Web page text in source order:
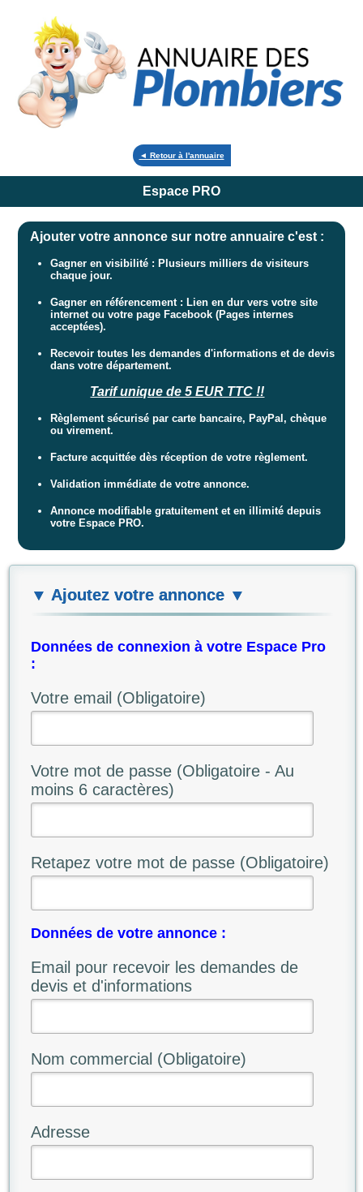
◄ Retour à l'annuaire
Espace PRO
Ajouter votre annonce sur notre annuaire c'est :
Gagner en visibilité : Plusieurs milliers de visiteurs
chaque jour.
Gagner en référencement : Lien en dur vers votre site
internet ou votre page Facebook (Pages internes
acceptées).
Recevoir toutes les demandes d'informations et de devis
dans votre département.
Tarif unique de 5 EUR TTC !!
Règlement sécurisé par carte bancaire, PayPal, chèque
ou virement.
Facture acquittée dès réception de votre règlement.
Validation immédiate de votre annonce.
Annonce modifiable gratuitement et en illimité depuis
votre Espace PRO.
▼ Ajoutez votre annonce ▼
Données de connexion à votre Espace Pro
:
Votre email (Obligatoire)
Votre mot de passe (Obligatoire - Au
moins 6 caractères)
Retapez votre mot de passe (Obligatoire)
Données de votre annonce :
Email pour recevoir les demandes de
devis et d'informations
Nom commercial (Obligatoire)
Adresse